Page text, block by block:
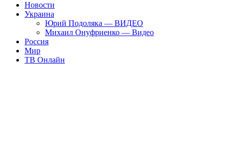
Новости
Украина
Юрий Подоляка — ВИДЕО
Михаил Онуфриенко — Видео
Россия
Мир
ТВ Онлайн